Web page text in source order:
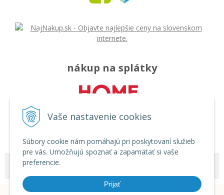
Vaše nastavenie cookies
Súbory cookie nám pomáhajú pri poskytovaní služieb
pre vás. Umožňujú spoznať a zapamätať si vaše
preferencie.
Prijať
nákup na splátky
© 2026 Môj svet - rozličný tovar •